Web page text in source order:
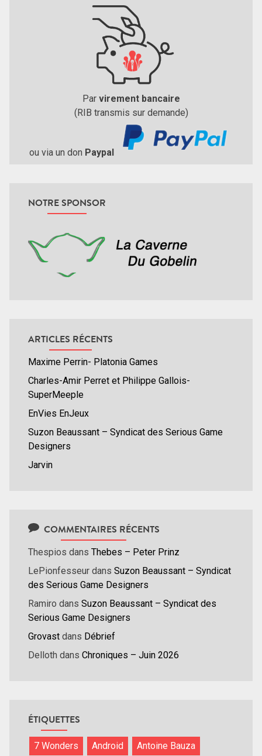
Par virement bancaire
(RIB transmis sur demande)
ou via un don Paypal
NOTRE SPONSOR
ARTICLES RÉCENTS
Maxime Perrin- Platonia Games
Charles-Amir Perret et Philippe Gallois-
SuperMeeple
EnVies EnJeux
Suzon Beaussant – Syndicat des Serious Game
Designers
Jarvin
COMMENTAIRES RÉCENTS
Thespios dans Thebes – Peter Prinz
LePionfesseur dans Suzon Beaussant – Syndicat
des Serious Game Designers
Ramiro dans Suzon Beaussant – Syndicat des
Serious Game Designers
Grovast dans Débrief
Delloth dans Chroniques – Juin 2026
ÉTIQUETTES
7 Wonders Android
Antoine Bauza